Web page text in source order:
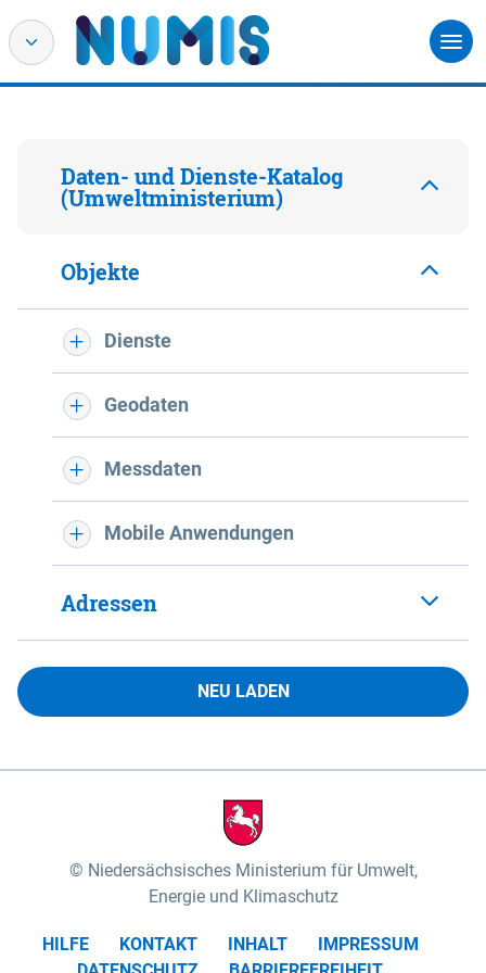
Daten- und Dienste-Katalog
(Umweltministerium)
Objekte
Dienste
Geodaten
Messdaten
Mobile Anwendungen
Adressen
NEU LADEN
Niedersächsisches Ministerium für Umwelt,
Energie und Klimaschutz
HILFE KONTAKT INHALT
IMPRESSUM